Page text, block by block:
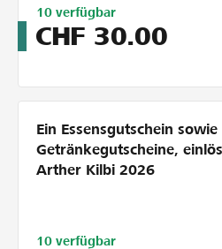
Limitiert
auf
10
10 verfügbar
CHF 30.00
Ein Essensgutschein sowie
Getränkegutscheine,
Arther Kilbi 2026
Limitiert
10 verfügbar